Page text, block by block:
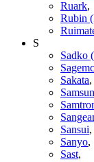
Ruark,
Rubin
S
Sakata,
Sansui,
Sanyo,
Sast,